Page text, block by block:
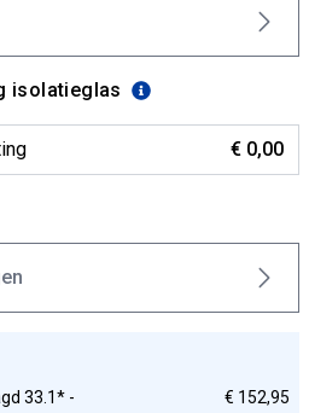
isolatieglas
€ 0,00
33.1* -
€ 152,95